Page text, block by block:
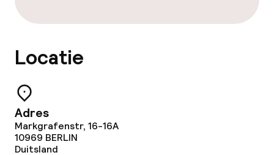
Locatie
Adres
Markgrafenstr, 16-16A
10969 BERLIN
Duitsland